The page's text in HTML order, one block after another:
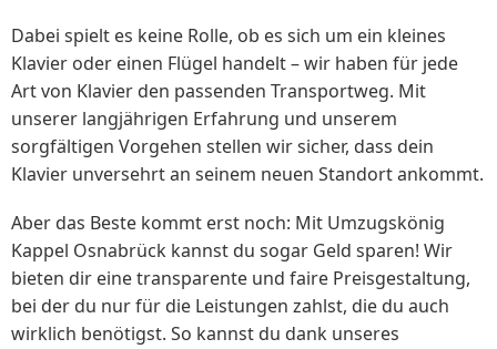
Dabei spielt es keine Rolle, ob es sich um ein kleines
Klavier oder einen Flügel handelt – wir haben für jede
Art von Klavier den passenden Transportweg. Mit
unserer langjährigen Erfahrung und unserem
sorgfältigen Vorgehen stellen wir sicher, dass dein
Klavier unversehrt an seinem neuen Standort ankommt.
Aber das Beste kommt erst noch: Mit Umzugskönig
Kappel Osnabrück kannst du sogar Geld sparen! Wir
bieten dir eine transparente und faire Preisgestaltung,
bei der du nur für die Leistungen zahlst, die du auch
wirklich benötigst. So kannst du dank unseres